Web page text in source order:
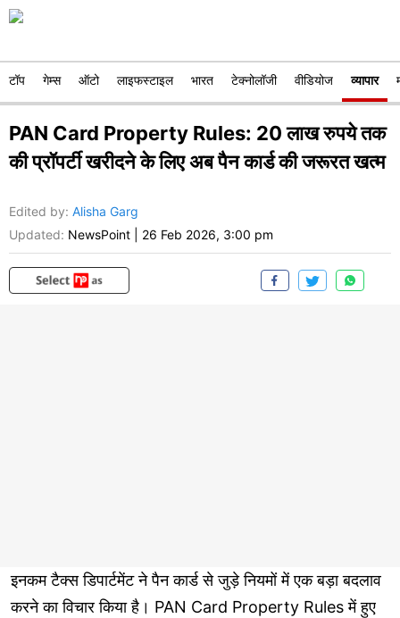
टॉप गेम्स ऑटो लाइफस्टाइल भारत टेक्नोलॉजी वीडियोज व्यापार
PAN Card Property Rules: 20 लाख रुपये तक
की प्रॉपर्टी खरीदने के लिए अब पैन कार्ड की जरूरत खत्म
Edited by: Alisha Garg
Updated: NewsPoint 26 Feb 2026, 3:00 pm
इनकम टैक्स डिपार्टमेंट ने पैन कार्ड से जुड़े नियमों में एक बड़ा बदलाव
करने का विचार किया है। PAN Card Property Rules में हुए